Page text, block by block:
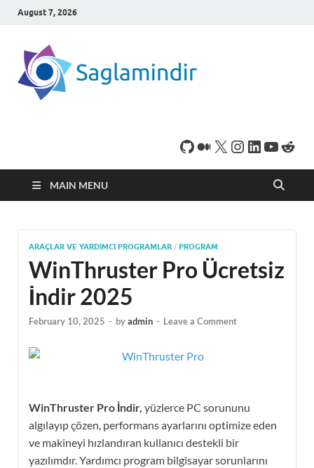
August 7, 2026
indirebileceğiniz sade
bir indirme sitesidir.
MAIN MENU
ARAÇLAR VE YARDIMCI PROGRAMLAR / PROGRAM
WinThruster Pro Ücretsiz
İndir 2025
February 10, 2025 - byadmin - Leave a Comment
WinThruster Pro İndir, yüzlerce PC sorununu
algılayıp çözen, performans ayarlarını optimize eden
ve makineyi hızlandıran kullanıcı destekli bir
yazılımdır. Yardımcı program bilgisayar sorunlarını